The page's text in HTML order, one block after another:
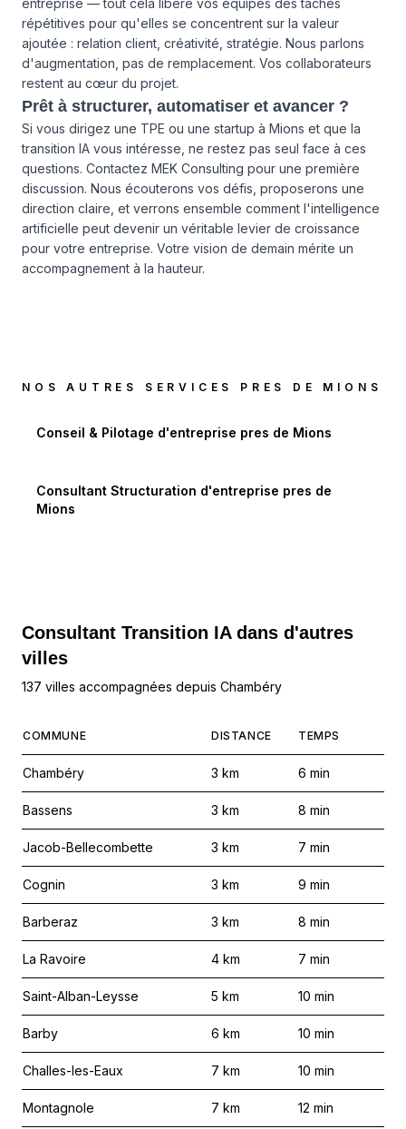
entreprise — tout cela libère vos équipes des tâches
répétitives pour qu'elles se concentrent sur la valeur
ajoutée : relation client, créativité, stratégie. Nous parlons
d'augmentation, pas de remplacement. Vos collaborateurs
restent au cœur du projet.
Prêt à structurer, automatiser et avancer ?
Si vous dirigez une TPE ou une startup à Mions et que la
transition IA vous intéresse, ne restez pas seul face à ces
questions. Contactez MEK Consulting pour une première
discussion. Nous écouterons vos défis, proposerons une
direction claire, et verrons ensemble comment l'intelligence
artificielle peut devenir un véritable levier de croissance
pour votre entreprise. Votre vision de demain mérite un
accompagnement à la hauteur.
NOS AUTRES SERVICES PRES DE MIONS
Conseil & Pilotage d'entreprise pres de Mions
Consultant Structuration d'entreprise pres de
Mions
Consultant Transition IA dans d'autres
villes
137 villes accompagnées depuis Chambéry
COMMUNE DISTANCE TEMPS
Chambéry 3 km 6 min
Bassens 3 km 8 min
Jacob-Bellecombette 3 km 7 min
Cognin 3 km 9 min
Barberaz 3 km 8 min
La Ravoire 4 km 7 min
Saint-Alban-Leysse 5 km 10 min
Barby 6 km 10 min
Challes-les-Eaux 7 km 10 min
Montagnole 7 km 12 min